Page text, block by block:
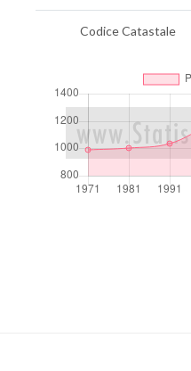
Codice Catastale